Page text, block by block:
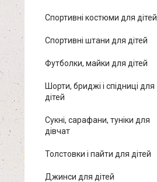
Спортивні костюми для дітей
Спортивні штани для дітей
Футболки, майки для дітей
Шорти, бриджі і спідниці для
дітей
Сукні, сарафани, туніки для
дівчат
Толстовки і пайти для дітей
Джинси для дітей